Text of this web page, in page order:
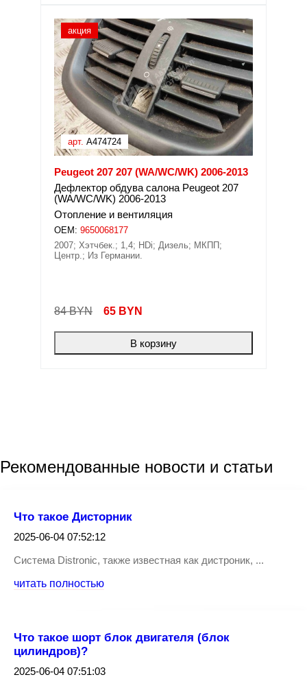
акция
арт. A474724
Peugeot 207 207 (WA/WC/WK) 2006-2013
Дефлектор обдува салона Peugeot 207
(WA/WC/WK) 2006-2013
Отопление и вентиляция
OEM: 9650068177
2007; Хэтчбек.; 1,4; HDi; Дизель; МКПП;
Центр.; Из Германии.
84 BYN 65 BYN
В корзину
Рекомендованные новости и статьи
Что такое Дисторник
2025-06-04 07:52:12
Система Distronic, также известная как дистроник, ...
читать полностью
Что такое шорт блок двигателя (блок
цилиндров)?
2025-06-04 07:51:03